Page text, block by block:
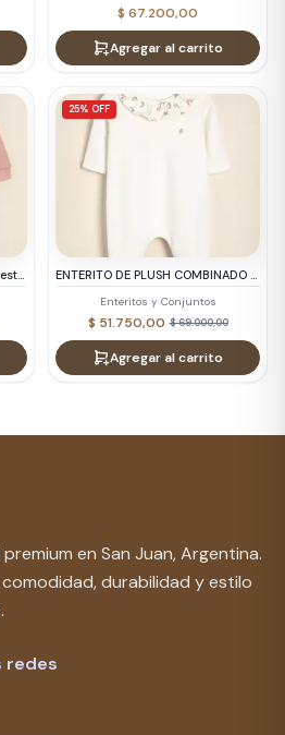
$ 67.200,00
Agregar al carrito
Conjunto de frisa de lagodón estampado Oso Simón Articulo: 46040408
25% OFF
ENTERITO DE PLUSH COMBINADO LIBERTY ART 46021415EP
Enteritos y Conjuntos
$ 51.750,00 $ 69.000,00
Agregar al carrito
en San Juan, Argentina.
durabilidad y estilo
redes